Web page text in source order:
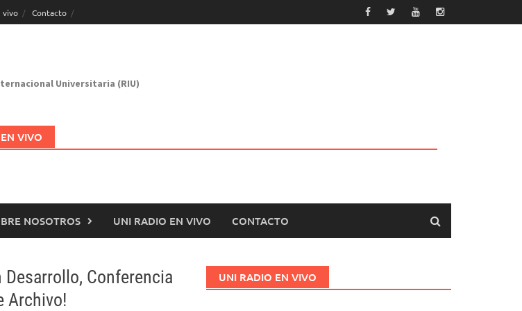
vivo Contacto
Universitaria (RIU)
VIVO
NOSOTROS UNI RADIO EN VIVO CONTACTO
Conferencia
Archivo!
UNI RADIO EN VIVO